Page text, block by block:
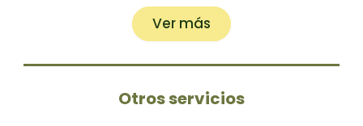
Embalse de Valdelafuén
Pantanico de El Vedado
Pozo de hielo (Castillo)
Ver más
Otros servicios